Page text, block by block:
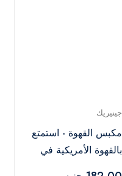
جينيريك
مكبس القهوة - استمتع
بالقهوة الأمريكية في